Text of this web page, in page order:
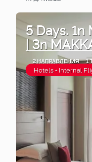
5 Days. 1n
| 3n
2 НАПРАВЛЕНИЯ 1
Hotels + Internal